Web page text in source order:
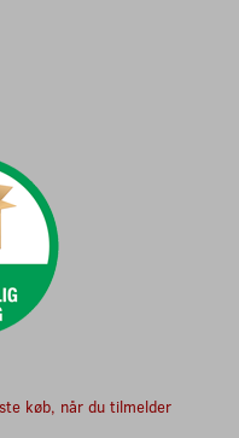
køb, når du tilmelder